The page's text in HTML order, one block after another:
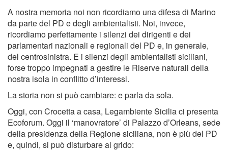
A nostra memoria noi non ricordiamo una difesa di Marino
da parte del PD e degli ambientalisti. Noi, invece,
ricordiamo perfettamente i silenzi dei dirigenti e dei
parlamentari nazionali e regionali del PD e, in generale,
del centrosinistra. E i silenzi degli ambientalisti siciliani,
forse troppo impegnati a gestire le Riserve naturali della
nostra isola in conflitto d’interessi.
La storia non si può cambiare: e parla da sola.
Oggi, con Crocetta a casa, Legambiente Sicilia ci presenta
Ecoforum. Oggi il ‘manovratore’ di Palazzo d’Orleans, sede
della presidenza della Regione siciliana, non è più del PD
e, quindi, si può disturbare al grido: